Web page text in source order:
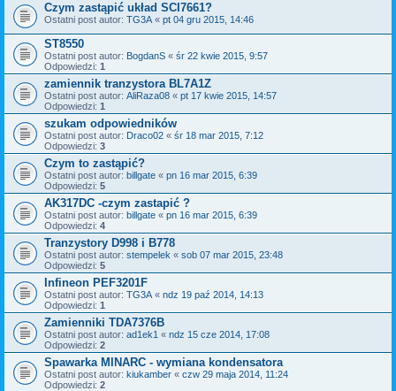
Czym zastąpić układ SCI7661?
Ostatni post autor: TG3A « pt 04 gru 2015, 14:46
ST8550
Ostatni post autor: BogdanS « śr 22 kwie 2015, 9:57
Odpowiedzi: 1
zamiennik tranzystora BL7A1Z
Ostatni post autor: AliRaza08 « pt 17 kwie 2015, 14:57
Odpowiedzi: 1
szukam odpowiedników
Ostatni post autor: Draco02 « śr 18 mar 2015, 7:12
Odpowiedzi: 3
Czym to zastąpić?
Ostatni post autor: billgate « pn 16 mar 2015, 6:39
Odpowiedzi: 5
AK317DC -czym zastapić ?
Ostatni post autor: billgate « pn 16 mar 2015, 6:39
Odpowiedzi: 4
Tranzystory D998 i B778
Ostatni post autor: stempelek « sob 07 mar 2015, 23:48
Odpowiedzi: 5
Infineon PEF3201F
Ostatni post autor: TG3A « ndz 19 paź 2014, 14:13
Odpowiedzi: 1
Zamienniki TDA7376B
Ostatni post autor: ad1ek1 « ndz 15 cze 2014, 17:08
Odpowiedzi: 2
Spawarka MINARC - wymiana kondensatora
Ostatni post autor: kiukamber « czw 29 maja 2014, 11:24
Odpowiedzi: 2